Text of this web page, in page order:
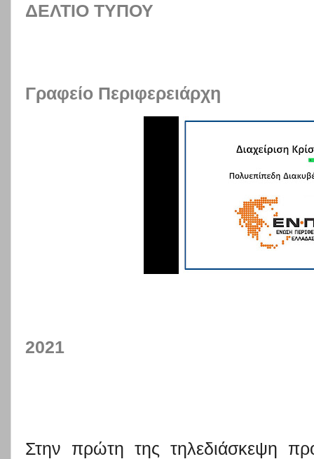
ΔΕΛΤΙΟ ΤΥΠΟΥ
Γραφείο Περιφερειάρχη
2021
Στην πρώτη της τηλεδιάσκεψη